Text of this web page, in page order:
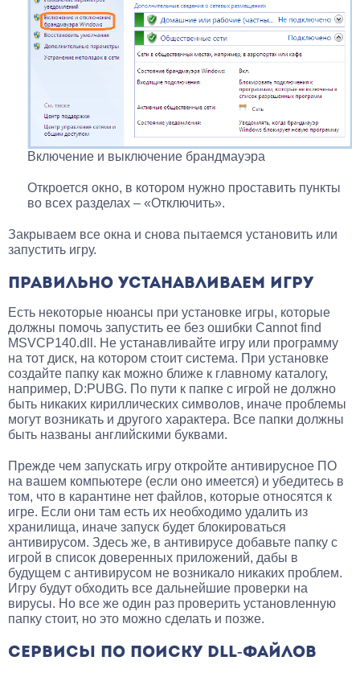
Включение и выключение брандмауэра
Откроется окно, в котором нужно проставить пункты
во всех разделах – «Отключить».
Закрываем все окна и снова пытаемся установить или
запустить игру.
ПРАВИЛЬНО УСТАНАВЛИВАЕМ ИГРУ
Есть некоторые нюансы при установке игры, которые
должны помочь запустить ее без ошибки Cannot find
MSVCP140.dll. Не устанавливайте игру или программу
на тот диск, на котором стоит система. При установке
создайте папку как можно ближе к главному каталогу,
например, D:PUBG. По пути к папке с игрой не должно
быть никаких кириллических символов, иначе проблемы
могут возникать и другого характера. Все папки должны
быть названы английскими буквами.
Прежде чем запускать игру откройте антивирусное ПО
на вашем компьютере (если оно имеется) и убедитесь в
том, что в карантине нет файлов, которые относятся к
игре. Если они там есть их необходимо удалить из
хранилища, иначе запуск будет блокироваться
антивирусом. Здесь же, в антивирусе добавьте папку с
игрой в список доверенных приложений, дабы в
будущем с антивирусом не возникало никаких проблем.
Игру будут обходить все дальнейшие проверки на
вирусы. Но все же один раз проверить установленную
папку стоит, но это можно сделать и позже.
СЕРВИСЫ ПО ПОИСКУ DLL-ФАЙЛОВ